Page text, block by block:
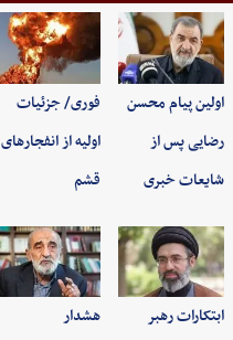
اولین پیام محسن
رضایی پس از
شایعات خبری
فوری/ جزئیات
اولیه از انفجارهای
قشم
ابتکارات رهبر
هشدار